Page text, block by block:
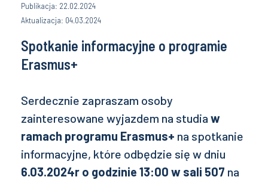
Publikacja: 22.02.2024
Aktualizacja: 04.03.2024
Spotkanie informacyjne o programie
Erasmus+
Serdecznie zapraszam osoby
zainteresowane wyjazdem na studia w
ramach programu Erasmus+ na spotkanie
informacyjne, które odbędzie się w dniu
6.03.2024r o godzinie 13:00 w sali 507 na